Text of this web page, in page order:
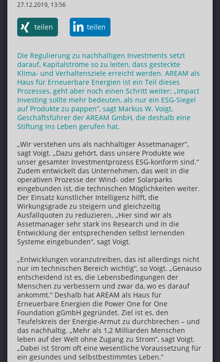
27.12.2019, 13:56
teilen teilen
Die Regulierung zu nachhaltigen Investments setzt
darauf, Kapitalströme so zu leiten, dass gesteckte
Klima- und Verhaltensziele erreicht werden. AREAM als
Haus für Erneuerbare Energien ist ein Teil dieses
Prozesses, geht aber noch einen Schritt weiter: „Impact
Investing sollte mehr bedeuten, als nur ein ESG-Siegel
auf Produkte zu pappen“, sagt Markus W. Voigt,
Geschäftsführer der AREAM GmbH, die deshalb eine
Stiftung ins Leben gerufen hat.
„Wir verstehen uns als nachhaltiger Assetmanager“,
sagt Voigt. „Dazu gehört, dass unsere Produkte wie
unser gesamter Investmentprozess ESG-konform sind.“
Zudem entwickelt das Unternehmen, das weit in die
operativen Prozesse der Wind- oder Solarparks
eingebunden ist, die technischen Möglichkeiten weiter.
Der Einsatz künstlicher Intelligenz hilft, die
Wirkungsgrade zu steigern und gleichzeitig
Ausfallquoten zu reduzieren. „Hier sind wir als
Assetmanager sehr stark ins Research und in die
Entwicklung der entsprechenden selbst lernenden
Systeme eingebunden“, sagt Voigt.
„Entwicklungen voranzutreiben, das ist allerdings nicht
nur im technischen Bereich wichtig“, so Voigt. „Genauso
entscheidend ist es, die Lebensbedingungen der
Menschen zu verbessern und zwar da, wo es darauf
ankommt.“ Deshalb hat AREAM als Haus für
Erneuerbare Energien die Power One for One
Foundation gGmbH gegründet. Ziel ist es, den
Teufelskreis der Energie-Armut zu durchbrechen – und
das nachhaltig. „Mehr als 1,2 Milliarden Menschen
leben auf der Welt ohne Zugang zu Strom“, sagt Voigt.
„Dabei ist Strom oft eine wesentliche Voraussetzung für
ein gesundes und selbstbestimmtes Leben.“